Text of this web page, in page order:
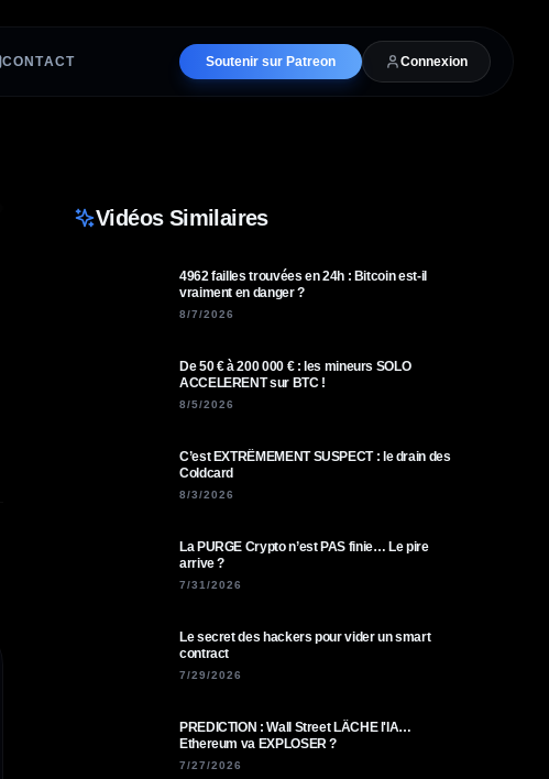
CONTACT Soutenir sur Patreon Connexion
Vidéos Similaires
4962 failles trouvées en 24h : Bitcoin est-il
vraiment en danger ?
8/7/2026
De 50 € à 200 000 € : les mineurs SOLO
ACCELERENT sur BTC !
8/5/2026
C’est EXTRÊMEMENT SUSPECT : le drain des
Coldcard
8/3/2026
La PURGE Crypto n’est PAS finie… Le pire
arrive ?
7/31/2026
Le secret des hackers pour vider un smart
contract
7/29/2026
PREDICTION : Wall Street LÂCHE l'IA…
Ethereum va EXPLOSER ?
7/27/2026